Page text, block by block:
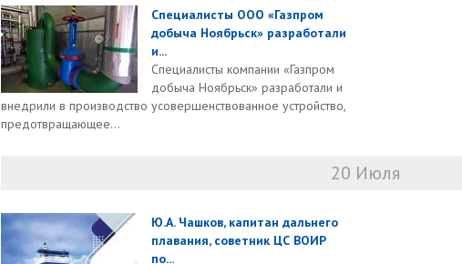
Специалисты ООО «Газпром
добыча Ноябрьск» разработали
и...
Специалисты компании «Газпром
добыча Ноябрьск» разработали и
внедрили в производство усовершенствованное устройство,
предотвращающее...
20 Июля
Ю.А. Чашков, капитан дальнего
плавания, советник ЦС ВОИР
по...